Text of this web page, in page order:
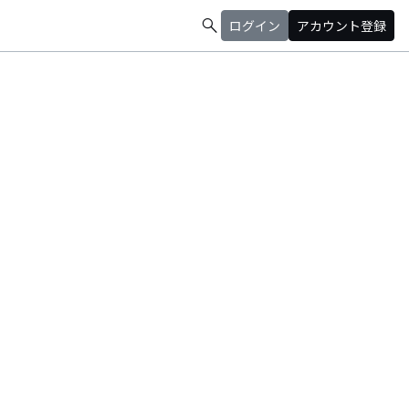
search ログイン アカウント登録